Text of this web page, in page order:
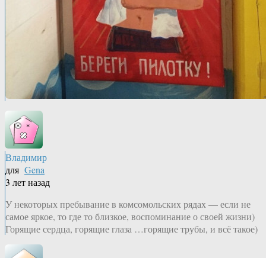
Владимир
для Gena
3 лет назад
У некоторых пребывание в комсомольских рядах — если не
самое яркое, то где то близкое, воспоминание о своей жизни)
Горящие сердца, горящие глаза …горящие трубы, и всё такое)